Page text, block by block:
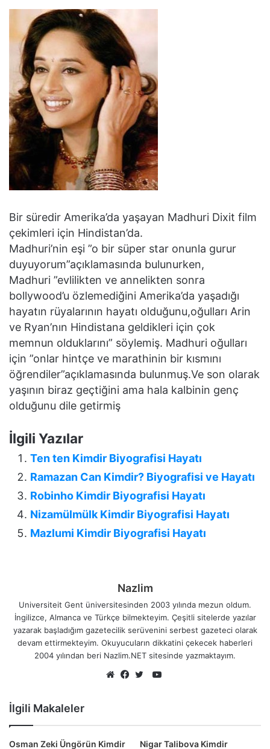
Bir süredir Amerika’da yaşayan Madhuri Dixit film
çekimleri için Hindistan’da.
Madhuri’nin eşi ”o bir süper star onunla gurur
duyuyorum”açıklamasında bulunurken,
Madhuri ”evlilikten ve annelikten sonra
bollywood’u özlemediğini Amerika’da yaşadığı
hayatın rüyalarının hayatı olduğunu,oğulları Arin
ve Ryan’nın Hindistana geldikleri için çok
memnun olduklarını” söylemiş. Madhuri oğulları
için ”onlar hintçe ve marathinin bir kısmını
öğrendiler”açıklamasında bulunmuş.Ve son olarak
yaşının biraz geçtiğini ama hala kalbinin genç
olduğunu dile getirmiş
İlgili Yazılar
Ten ten Kimdir Biyografisi Hayatı
Ramazan Can Kimdir? Biyografisi ve Hayatı
Robinho Kimdir Biyografisi Hayatı
Nizamülmülk Kimdir Biyografisi Hayatı
Mazlumi Kimdir Biyografisi Hayatı
Nazlim
Universiteit Gent üniversitesinden 2003 yılında mezun oldum.
İngilizce, Almanca ve Türkçe bilmekteyim. Çeşitli sitelerde yazılar
yazarak başladığım gazetecilik serüvenini serbest gazeteci olarak
devam ettirmekteyim. Okuyucuların dikkatini çekecek haberleri
2004 yılından beri Nazlim.NET sitesinde yazmaktayım.
YouTube
İlgili Makaleler
Osman Zeki Üngörün Kimdir
Nigar Talibova Kimdir